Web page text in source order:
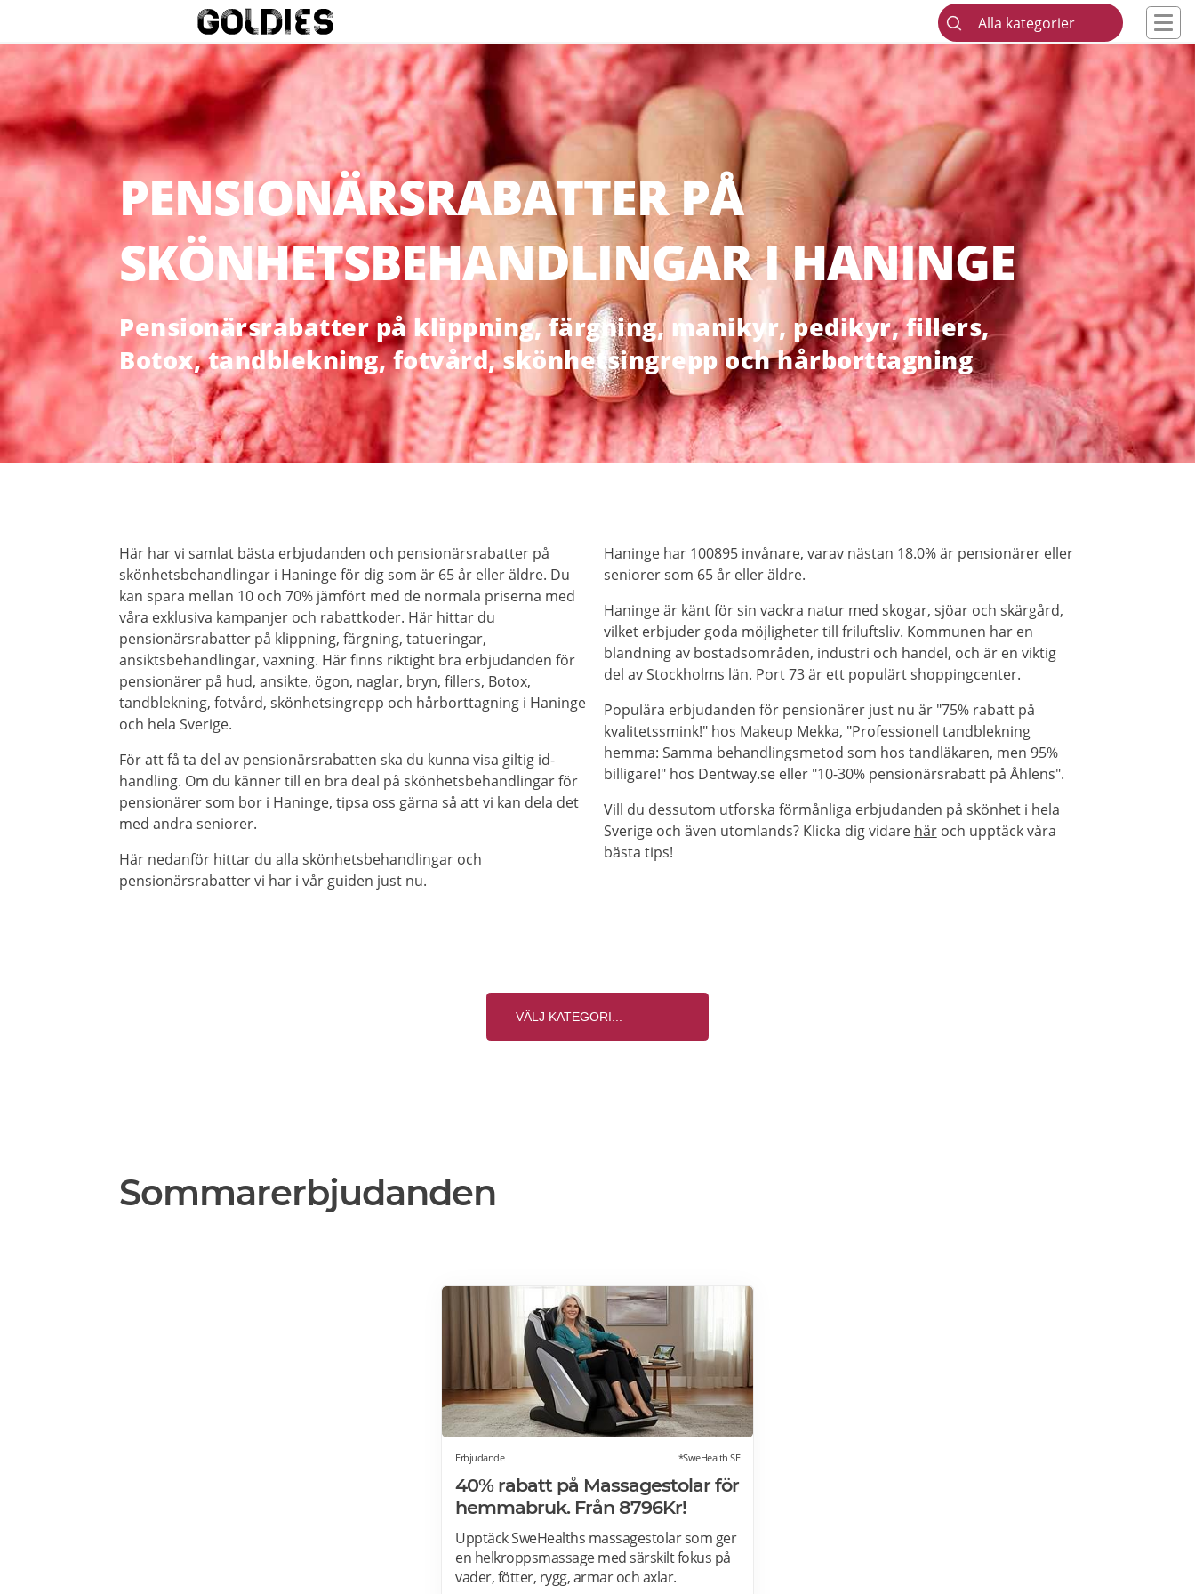
Alla kategorier
PENSIONÄRSRABATTER PÅ
SKÖNHETSBEHANDLINGAR I HANINGE
Pensionärsrabatter på klippning, färgning, manikyr, pedikyr, fillers,
Botox, tandblekning, fotvård, skönhetsingrepp och hårborttagning
Här har vi samlat bästa erbjudanden och pensionärsrabatter på
skönhetsbehandlingar i Haninge för dig som är 65 år eller äldre. Du
kan spara mellan 10 och 70% jämfört med de normala priserna med
våra exklusiva kampanjer och rabattkoder. Här hittar du
pensionärsrabatter på klippning, färgning, tatueringar,
ansiktsbehandlingar, vaxning. Här finns riktight bra erbjudanden för
pensionärer på hud, ansikte, ögon, naglar, bryn, fillers, Botox,
tandblekning, fotvård, skönhetsingrepp och hårborttagning i Haninge
och hela Sverige.
För att få ta del av pensionärsrabatten ska du kunna visa giltig id-
handling. Om du känner till en bra deal på skönhetsbehandlingar för
pensionärer som bor i Haninge, tipsa oss gärna så att vi kan dela det
med andra seniorer.
Här nedanför hittar du alla skönhetsbehandlingar och
pensionärsrabatter vi har i vår guiden just nu.
Haninge har 100895 invånare, varav nästan 18.0% är pensionärer eller
seniorer som 65 år eller äldre.
Haninge är känt för sin vackra natur med skogar, sjöar och skärgård,
vilket erbjuder goda möjligheter till friluftsliv. Kommunen har en
blandning av bostadsområden, industri och handel, och är en viktig
del av Stockholms län. Port 73 är ett populärt shoppingcenter.
Populära erbjudanden för pensionärer just nu är "75% rabatt på
kvalitetssmink!" hos Makeup Mekka, "Professionell tandblekning
hemma: Samma behandlingsmetod som hos tandläkaren, men 95%
billigare!" hos Dentway.se eller "10-30% pensionärsrabatt på Åhlens".
Vill du dessutom utforska förmånliga erbjudanden på skönhet i hela
Sverige och även utomlands? Klicka dig vidare häroch upptäck våra
bästa tips!
Sommarerbjudanden
Erbjudande *SweHealth SE
40% rabatt på Massagestolar för
hemmabruk. Från 8796Kr!
Upptäck SweHealths massagestolar som ger
en helkroppsmassage med särskilt fokus på
vader, fötter, rygg, armar och axlar.